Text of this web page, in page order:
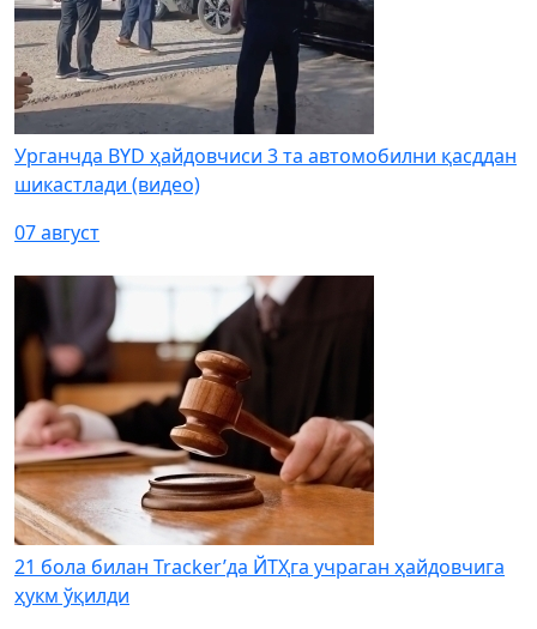
Урганчда BYD ҳайдовчиси 3 та автомобилни қасддан
шикастлади (видео)
07 август
21 бола билан Tracker’да ЙТҲга учраган ҳайдовчига
ҳукм ўқилди